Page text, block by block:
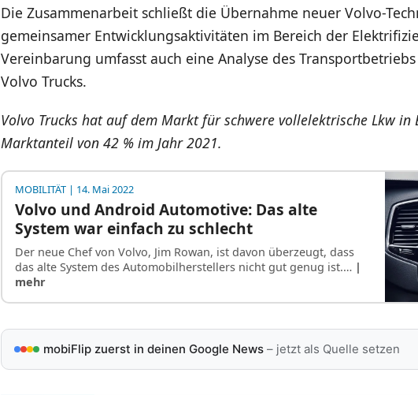
Die Zusammenarbeit schließt die Übernahme neuer Volvo-
gemeinsamer Entwicklungsaktivitäten im Bereich der
Vereinbarung umfasst auch eine Analyse des
Volvo Trucks.
Volvo Trucks hat auf dem Markt für schwere vollelektrische Lkw in
Marktanteil von 42 % im Jahr 2021.
MOBILITÄT| 14. Mai 2022
Volvo und Android Automotive: Das alte
System war einfach zu schlecht
Der neue Chef von Volvo, Jim Rowan, ist davon überzeugt, dass
das alte System des Automobilherstellers nicht gut genug ist.… |
mehr
mobiFlip zuerst in deinen Google News– jetzt als Quelle setzen